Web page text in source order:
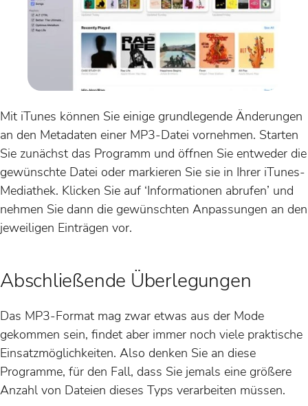
Mit iTunes können Sie einige grundlegende Änderungen
an den Metadaten einer MP3-Datei vornehmen. Starten
Sie zunächst das Programm und öffnen Sie entweder die
gewünschte Datei oder markieren Sie sie in Ihrer iTunes-
Mediathek. Klicken Sie auf ‘Informationen abrufen’ und
nehmen Sie dann die gewünschten Anpassungen an den
jeweiligen Einträgen vor.
Abschließende Überlegungen
Das MP3-Format mag zwar etwas aus der Mode
gekommen sein, findet aber immer noch viele praktische
Einsatzmöglichkeiten. Also denken Sie an diese
Programme, für den Fall, dass Sie jemals eine größere
Anzahl von Dateien dieses Typs verarbeiten müssen.